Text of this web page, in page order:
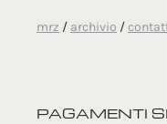
mrz / archivio /
PAGAMENTI